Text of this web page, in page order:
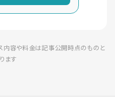
容や料金は記事公開時点のものと
ます